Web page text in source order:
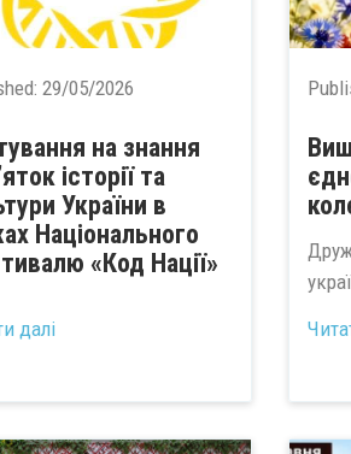
29/05/2026
на знання
історії та
України в
Національного
«Код Нації»
далі